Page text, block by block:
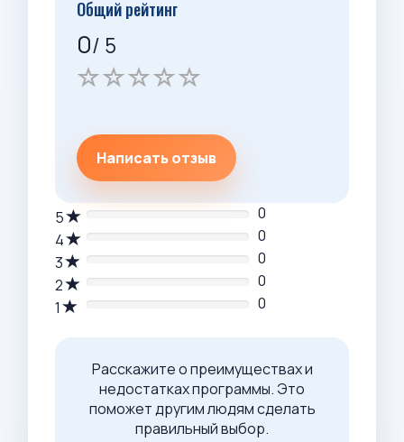
Общий рейтинг
0/ 5
Написать отзыв
5
0
4
0
3
0
2
0
1
0
Расскажите о преимуществах и
недостатках программы. Это
поможет другим людям сделать
правильный выбор.